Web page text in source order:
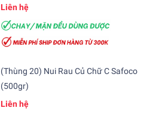
Liên hệ
(Thùng 20) Nui Rau Củ Chữ C Safoco
(500gr)
Liên hệ